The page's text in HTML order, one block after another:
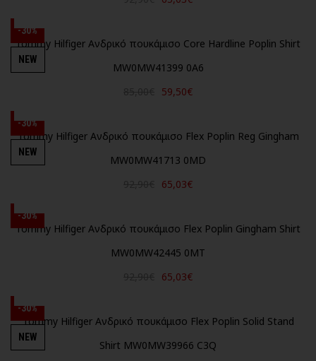
-30%
NEW
Tommy Hilfiger Ανδρικό πουκάμισο Core Hardline Poplin Shirt
MW0MW41399 0A6
59,50€
-30%
NEW
Tommy Hilfiger Ανδρικό πουκάμισο Flex Poplin Reg Gingham
MW0MW41713 0MD
65,03€
-30%
Tommy Hilfiger Ανδρικό πουκάμισο Flex Poplin Gingham Shirt
MW0MW42445 0MT
65,03€
-30%
NEW
Tommy Hilfiger Ανδρικό πουκάμισο Flex Poplin Solid Stand
Shirt MW0MW39966 C3Q